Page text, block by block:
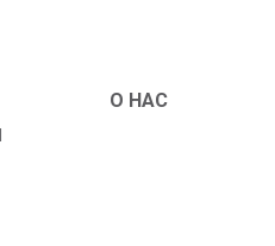
O HAC